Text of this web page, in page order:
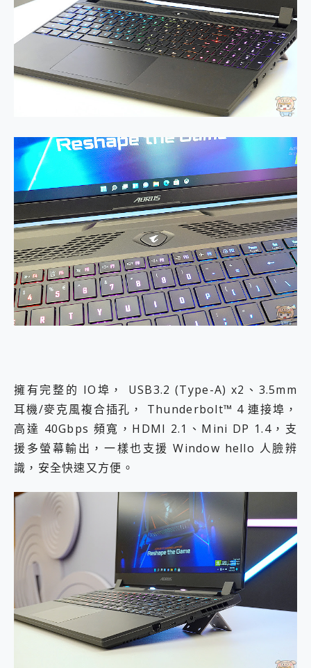
擁有完整的 IO埠， USB3.2 (Type-A) x2、3.5mm
耳機/麥克風複合插孔， Thunderbolt™ 4 連接埠，
高達 40Gbps 頻寬，HDMI 2.1、Mini DP 1.4，支
援多螢幕輸出，一樣也支援 Window hello 人臉辨
識，安全快速又方便。